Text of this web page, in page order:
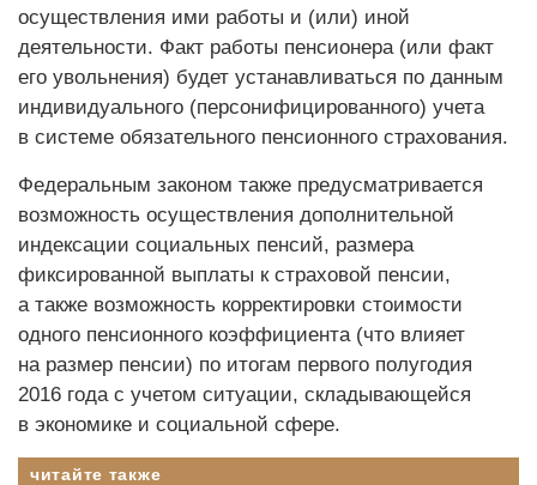
осуществления ими работы и (или) иной
деятельности. Факт работы пенсионера (или факт
его увольнения) будет устанавливаться по данным
индивидуального (персонифицированного) учета
в системе обязательного пенсионного страхования.
Федеральным законом также предусматривается
возможность осуществления дополнительной
индексации социальных пенсий, размера
фиксированной выплаты к страховой пенсии,
а также возможность корректировки стоимости
одного пенсионного коэффициента (что влияет
на размер пенсии) по итогам первого полугодия
2016 года с учетом ситуации, складывающейся
в экономике и социальной сфере.
читайте также